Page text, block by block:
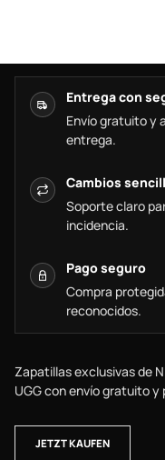
Entrega con
Envío gratuito y
entrega.
Cambios
Soporte claro
incidencia.
Pago seguro
Compra
reconocidos.
Zapatillas exclusivas de
UGG con envío gratuito y
JETZT KAUFEN